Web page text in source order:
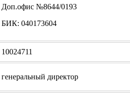
Доп.офис №8644/0193
БИК: 040173604
10024711
генеральный директор